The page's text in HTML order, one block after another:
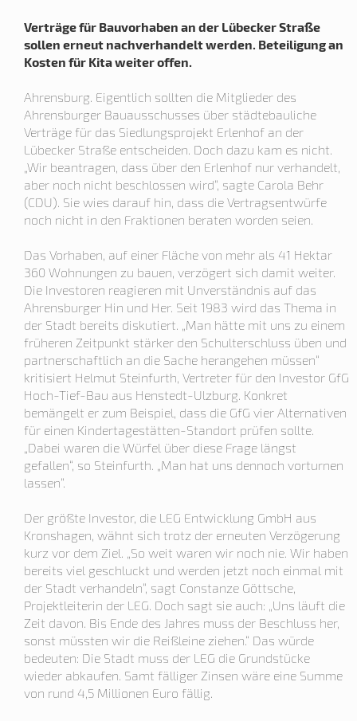
Verträge für Bauvorhaben an der Lübecker Straße
sollen erneut nachverhandelt werden. Beteiligung an
Kosten für Kita weiter offen.
Ahrensburg. Eigentlich sollten die Mitglieder des
Ahrensburger Bauausschusses über städtebauliche
Verträge für das Siedlungsprojekt Erlenhof an der
Lübecker Straße entscheiden. Doch dazu kam es nicht.
„Wir beantragen, dass über den Erlenhof nur verhandelt,
aber noch nicht beschlossen wird“, sagte Carola Behr
(CDU). Sie wies darauf hin, dass die Vertragsentwürfe
noch nicht in den Fraktionen beraten worden seien.
Das Vorhaben, auf einer Fläche von mehr als 41 Hektar
360 Wohnungen zu bauen, verzögert sich damit weiter.
Die Investoren reagieren mit Unverständnis auf das
Ahrensburger Hin und Her. Seit 1983 wird das Thema in
der Stadt bereits diskutiert. „Man hätte mit uns zu einem
früheren Zeitpunkt stärker den Schulterschluss üben und
partnerschaftlich an die Sache herangehen müssen“
kritisiert Helmut Steinfurth, Vertreter für den Investor GfG
Hoch-Tief-Bau aus Henstedt-Ulzburg. Konkret
bemängelt er zum Beispiel, dass die GfG vier Alternativen
für einen Kindertagestätten-Standort prüfen sollte.
„Dabei waren die Würfel über diese Frage längst
gefallen“, so Steinfurth. „Man hat uns dennoch vorturnen
lassen“.
Der größte Investor, die LEG Entwicklung GmbH aus
Kronshagen, wähnt sich trotz der erneuten Verzögerung
kurz vor dem Ziel. „So weit waren wir noch nie. Wir haben
bereits viel geschluckt und werden jetzt noch einmal mit
der Stadt verhandeln“, sagt Constanze Göttsche,
Projektleiterin der LEG. Doch sagt sie auch: „Uns läuft die
Zeit davon. Bis Ende des Jahres muss der Beschluss her,
sonst müssten wir die Reißleine ziehen.“ Das würde
bedeuten: Die Stadt muss der LEG die Grundstücke
wieder abkaufen. Samt fälliger Zinsen wäre eine Summe
von rund 4,5 Millionen Euro fällig.